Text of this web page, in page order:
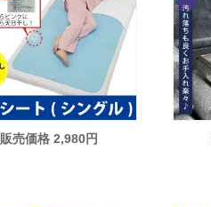
販売価格 2,980円